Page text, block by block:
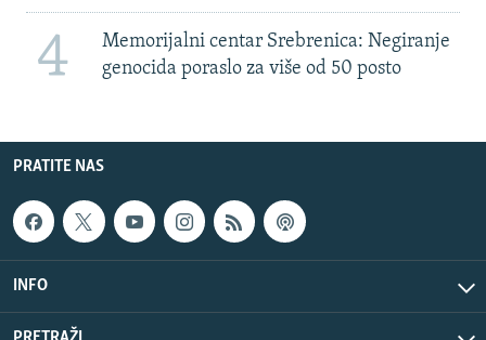
4
Memorijalni centar Srebrenica: Negiranje
genocida poraslo za više od 50 posto
PRATITE NAS
INFO